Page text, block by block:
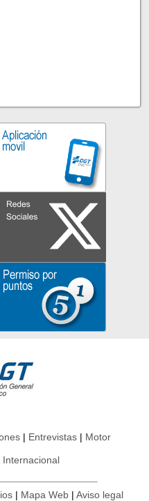
Entrevistas Motor
Internacional
Mapa Web Aviso legal